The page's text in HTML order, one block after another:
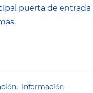
puerta de
Información